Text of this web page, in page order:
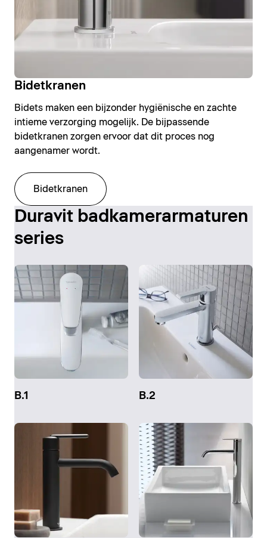
Bidetkranen
Bidets maken een bijzonder hygiënische en zachte
intieme verzorging mogelijk. De bijpassende
bidetkranen zorgen ervoor dat dit proces nog
aangenamer wordt.
Bidetkranen
Duravit badkamerarmaturen
series
B.1 B.2